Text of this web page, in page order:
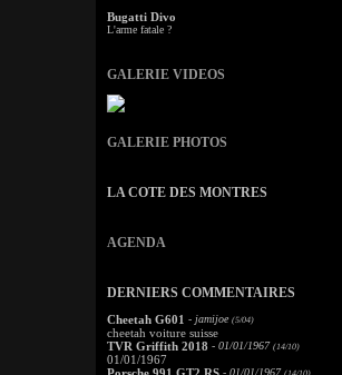
Bugatti Divo
L'arme fatale ?
GALERIE VIDEOS
GALERIE PHOTOS
LA COTE DES MONTRES
AGENDA
DERNIERS COMMENTAIRES
Cheetah G601 - jamijoe (5/04)
cheetah voiture suisse
TVR Griffith 2018 - 01/01/1967 (14/10)
01/01/1967
- 01/01/1967